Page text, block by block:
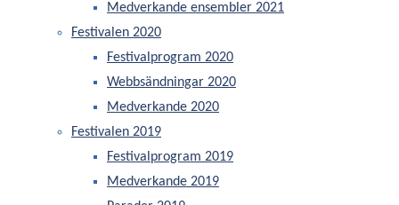
Medverkande ensembler 2021
Festivalen 2020
Festivalprogram 2020
Webbsändningar 2020
Medverkande 2020
Festivalen 2019
Festivalprogram 2019
Medverkande 2019
Dessa regler styr genomförandet av SM.
Styrelsen i SBF beslutar om följande när det
gäller tävlingarna:
Lokal arrangör
Dessa regler
Utse tävlingskommitté
Bestämmer obligatoriskt stycke